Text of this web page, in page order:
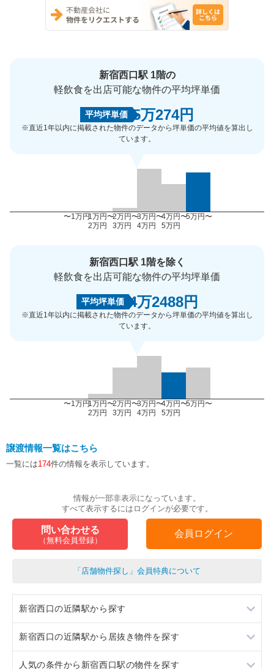
新宿西口駅 1階の
軽飲食を出店可能な物件の平均坪単価
平均坪単価 5万274円
※直近1年以内に掲載された物件のデータから坪単価の平均値を算出し
ています。
〜1万円1万円〜
2万円
2万円〜
3万円
3万円〜
4万円
4万円〜
5万円
5万円〜
新宿西口駅 1階を除く
軽飲食を出店可能な物件の平均坪単価
平均坪単価 4万2488円
※直近1年以内に掲載された物件のデータから坪単価の平均値を算出し
ています。
〜1万円1万円〜
2万円
2万円〜
3万円
3万円〜
4万円
4万円〜
5万円
5万円〜
譲渡情報一覧はこちら
一覧には174件の情報を表示しています。
情報が一部非表示になっています。
すべて表示するにはログインが必要です。
問い合わせる
（無料会員登録）
会員ログイン
「店舗物件探し」会員特典について
新宿西口の近隣駅から探す
東新宿
若松河田
新宿西口の近隣駅から居抜き物件を探す
東新宿
人気の条件から新宿西口駅の物件を探す